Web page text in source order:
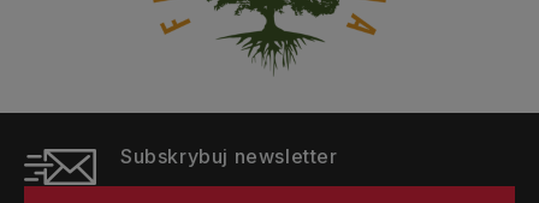
Subskrybuj newsletter